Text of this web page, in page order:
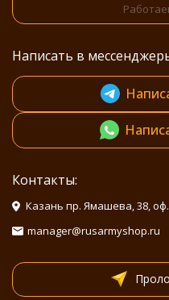
Написать в
Контакты:
Казань пр. Ямашева, 38,
manager@rusarmyshop.ru